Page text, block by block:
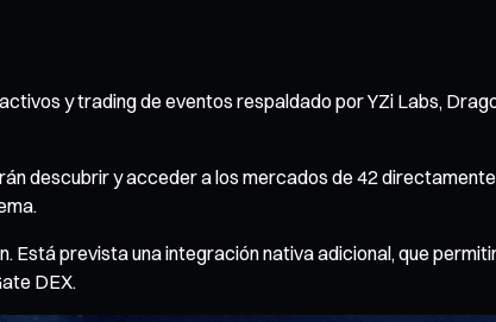
y trading de eventos respaldado por YZi Labs,
descubrir y acceder a los mercados de 42
Está prevista una integración nativa adicional, que
DEX.